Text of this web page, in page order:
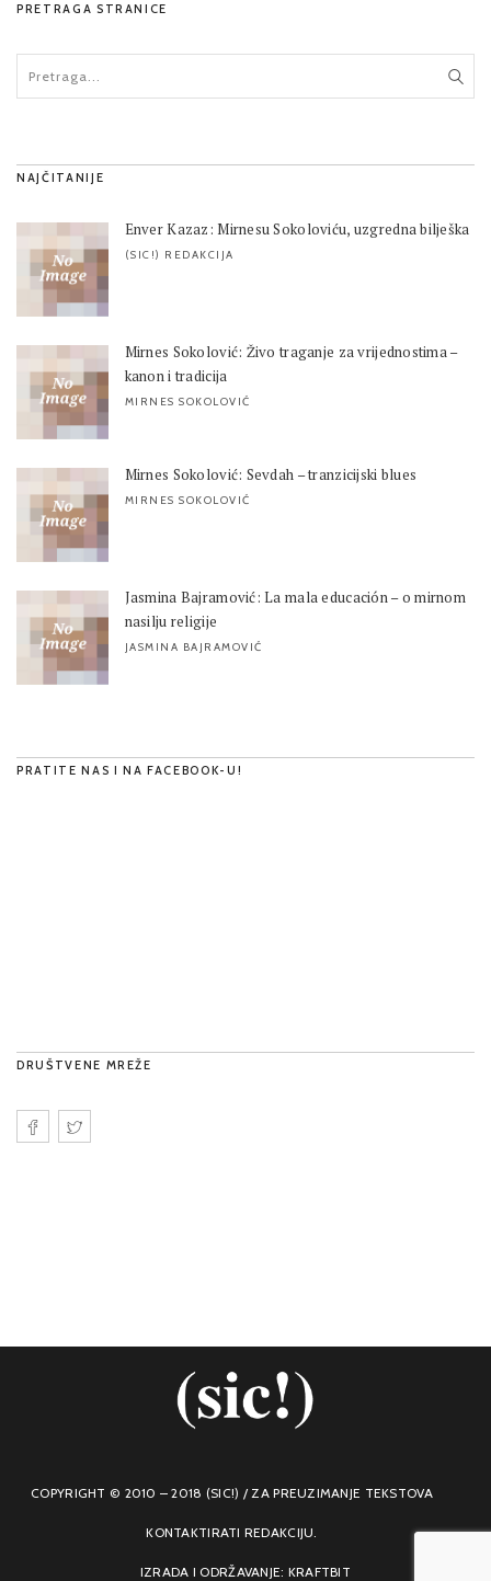
PRETRAGA STRANICE
NAJČITANIJE
Enver Kazaz: Mirnesu Sokoloviću, uzgredna bilješka
(SIC!) REDAKCIJA
Mirnes Sokolović: Živo traganje za vrijednostima –
kanon i tradicija
MIRNES SOKOLOVIĆ
Mirnes Sokolović: Sevdah – tranzicijski blues
MIRNES SOKOLOVIĆ
Jasmina Bajramović: La mala educación – o mirnom
nasilju religije
JASMINA BAJRAMOVIĆ
PRATITE NAS I NA FACEBOOK-U!
DRUŠTVENE MREŽE
COPYRIGHT © 2010 – 2018 (SIC!) / ZA PREUZIMANJE TEKSTOVA
KONTAKTIRATI REDAKCIJU.
IZRADA I ODRŽAVANJE: KRAFTBIT